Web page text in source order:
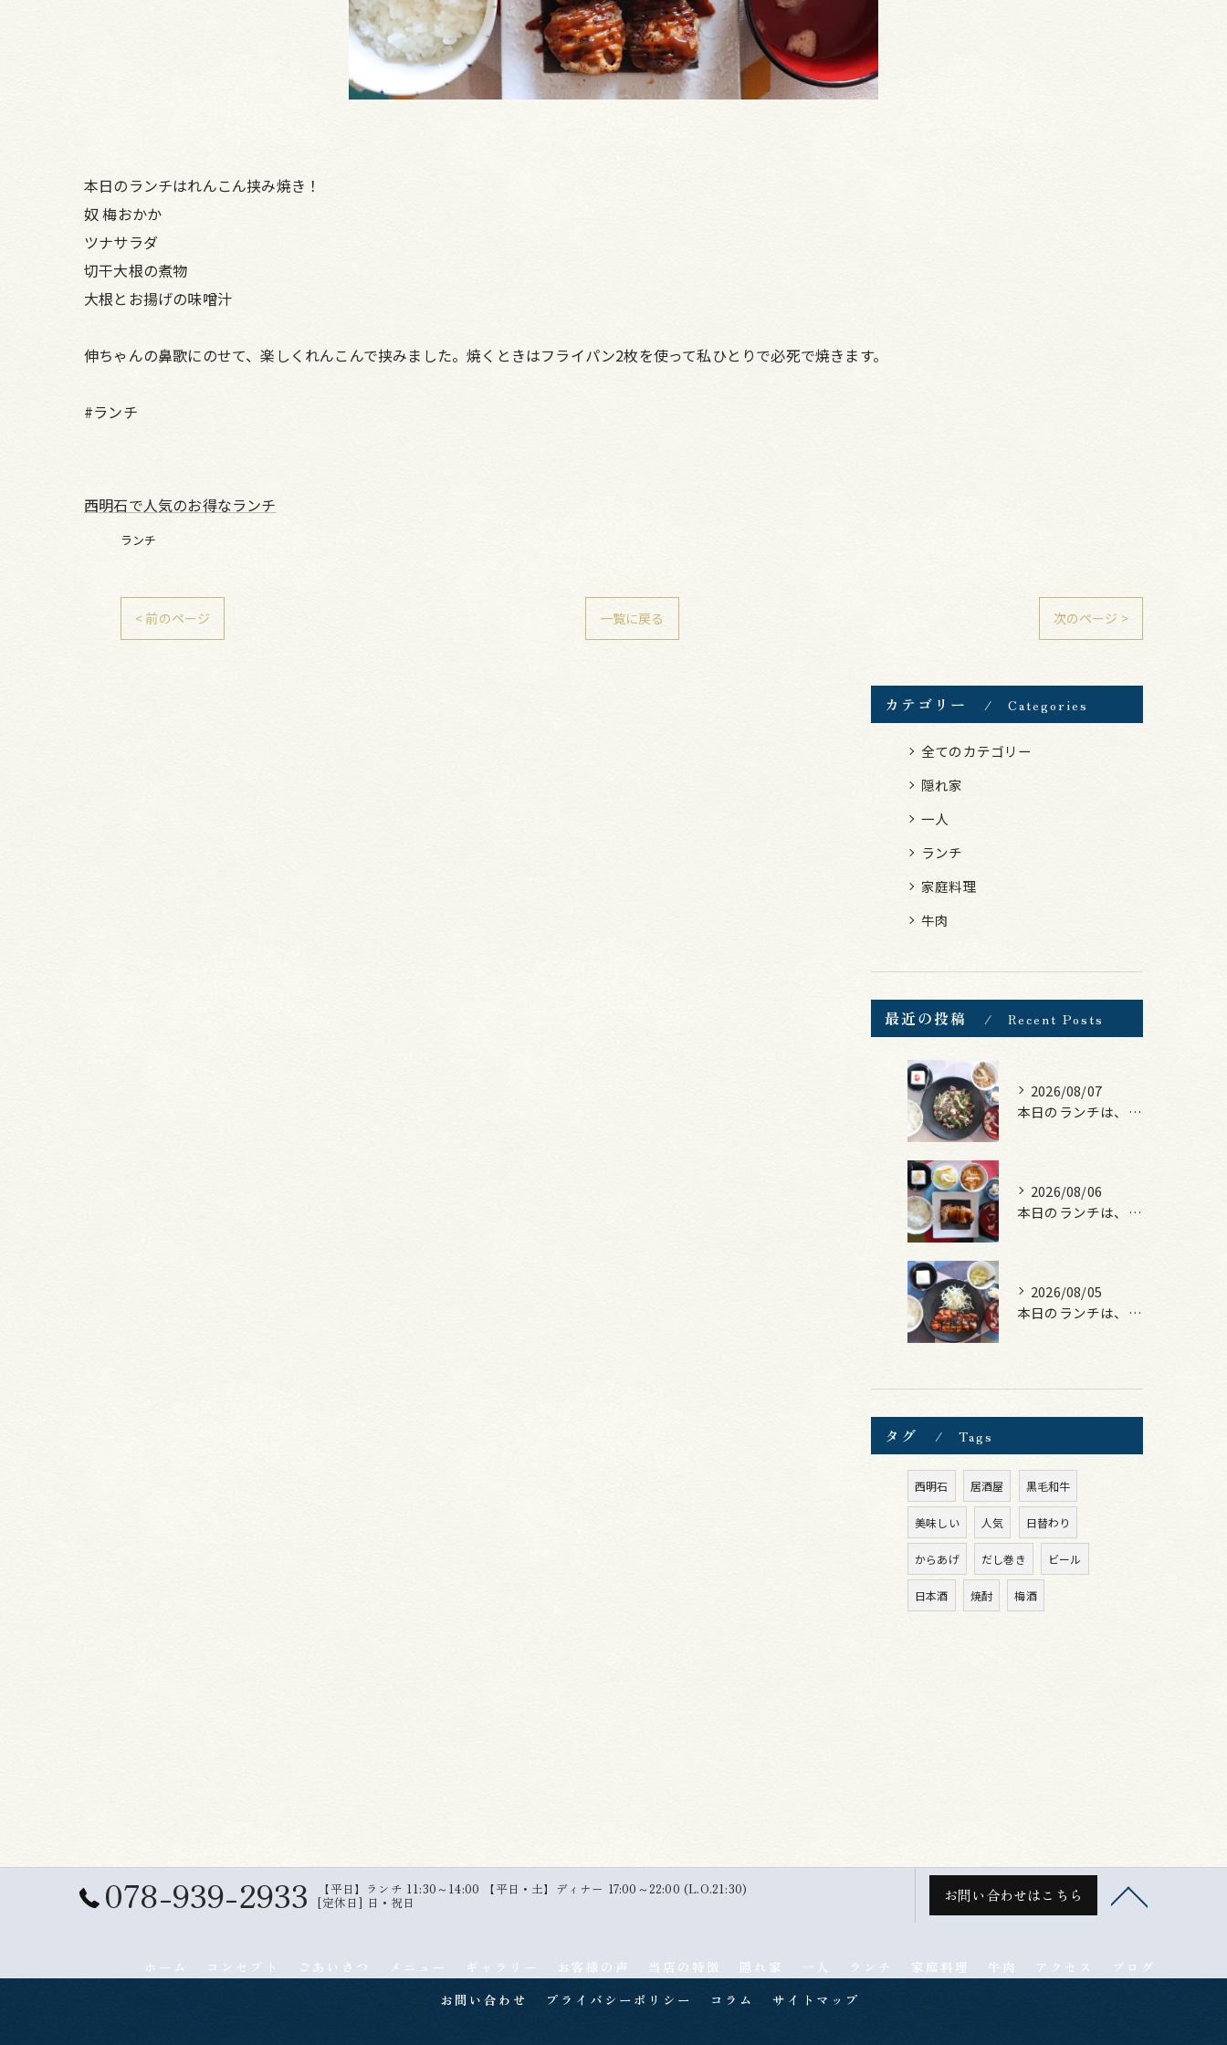
本日のランチはれんこん挟み焼き！
奴 梅おかか
ツナサラダ
切干大根の煮物
大根とお揚げの味噌汁
伸ちゃんの鼻歌にのせて、楽しくれんこんで挟みました。焼くときはフライパン2枚を使って私ひとりで必死で焼きます。
#ランチ
西明石で人気のお得なランチ
ランチ
< 前のページ 一覧に戻る 次のページ >
カテゴリー Categories
全てのカテゴリー
隠れ家
一人
ランチ
家庭料理
牛肉
最近の投稿 Recent Posts
2026/08/07
本日のランチは、黒毛和牛のチャプチェ！
2026/08/06
本日のランチは、照焼きチキン！
2026/08/05
本日のランチは、ロース豚カツ梅はさみ！
タグ Tags
西明石 居酒屋 黒毛和牛
美味しい 人気 日替わり
からあげ だし巻き ビール
日本酒 焼酎 梅酒
078-939-2933 【平日】ランチ 11:30～14:00 【平日・土】ディナー 17:00～22:00 (L.O.21:30)
[定休日] 日・祝日 お問い合わせはこちら
ホーム コンセプト ごあいさつ メニュー ギャラリー お客様の声 当店の特徴 隠れ家 一人 ランチ 家庭料理 牛肉 アクセス
ブログ
お問い合わせ
プライバシーポリシー コラム サイトマップ